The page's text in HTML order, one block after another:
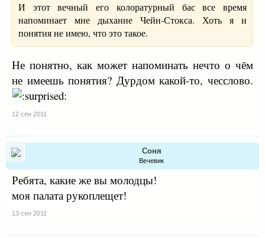
И этот вечный его колоратурный бас все время
напоминает мне дыхание Чейн-Стокса. Хоть я и
понятия не имею, что это такое.
Не понятно, как может напоминать нечто о чём
не имеешь понятия? Дурдом какой-то, чесслово.
12 сен 2011
Соня
Вечевик
Ребята, какие же вы молодцы!
моя палата рукоплещет!
13 сен 2011